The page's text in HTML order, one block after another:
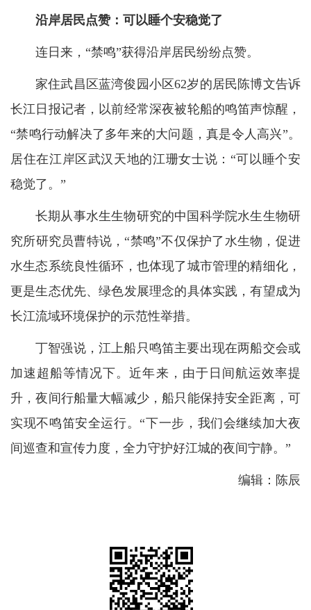
沿岸居民点赞：可以睡个安稳觉了
连日来，“禁鸣”获得沿岸居民纷纷点赞。
家住武昌区蓝湾俊园小区62岁的居民陈博文告诉
长江日报记者，以前经常深夜被轮船的鸣笛声惊醒，
“禁鸣行动解决了多年来的大问题，真是令人高兴”。
居住在江岸区武汉天地的江珊女士说：“可以睡个安
稳觉了。”
长期从事水生生物研究的中国科学院水生生物研
究所研究员曹特说，“禁鸣”不仅保护了水生物，促进
水生态系统良性循环，也体现了城市管理的精细化，
更是生态优先、绿色发展理念的具体实践，有望成为
长江流域环境保护的示范性举措。
丁智强说，江上船只鸣笛主要出现在两船交会或
加速超船等情况下。近年来，由于日间航运效率提
升，夜间行船量大幅减少，船只能保持安全距离，可
实现不鸣笛安全运行。“下一步，我们会继续加大夜
间巡查和宣传力度，全力守护好江城的夜间宁静。”
编辑：陈辰